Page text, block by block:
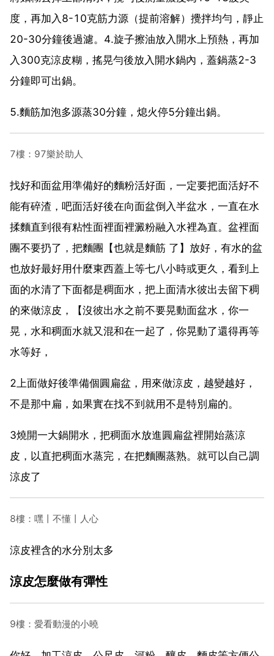
度，再加入8-10克筋力源（提前溶解）攪拌均勻，靜止
20-30分鐘後過濾。4.旋子擦油放入開水上預熱，再加
入300克涼皮糊，搖晃勻後放入開水鍋內，蓋鍋蒸2-3
分鐘即可出鍋。
5.麵筋加泡多源蒸30分鐘，熄火停5分鐘出鍋。
7樓：97樂於助人
找好和面盆用準備好的麵粉活好面，一定要把面活好不
能有碎渣，吧面活好後在向面盆倒入半盆水，一直在水
揉麵直到很有粘性面裡面裡澱粉融入水裡為直。盆裡面
團不要扔了，把麵團【也就是麵筋 了】放好，有水的盆
也放好最好用什麼東西蓋上等七八小時或更久，看到上
面的水清了下面都是稠面水，把上面清水彼出去留下稠
的來做涼皮，【沒彼出水之前不要晃動面盆水，你一
晃，水和稠面水就又混和在一起了，你晃動了還得再等
水等好，
2上面做好後準備個圓扁盆，用來做涼皮，越變越好，
不是那中扁，如果實在找不到就用不是特別扁的。
3燒開一大鍋開水，把稠面水放進圓扁盆裡開始蒸涼
皮，以直把稠面水蒸完，在把麵團蒸熟。就可以自己調
涼皮了
8樓：嘿丨不懂丨人心
涼皮裡含的水分別太多
涼皮怎麼做有彈性
9樓：愛看動漫的小曉